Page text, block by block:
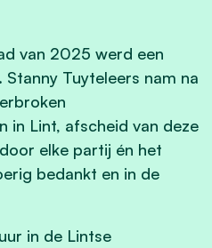
van 2025 werd een
Tuyteleers nam na
in Lint, afscheid van deze
elke partij én het
bedankt en in de
in de Lintse